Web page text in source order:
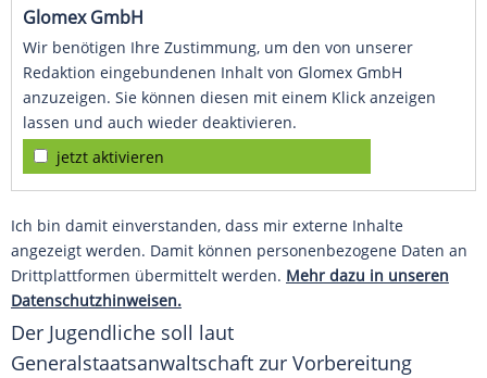
Glomex GmbH
Wir benötigen Ihre Zustimmung, um den von unserer
Redaktion eingebundenen Inhalt von Glomex GmbH
anzuzeigen. Sie können diesen mit einem Klick anzeigen
lassen und auch wieder deaktivieren.
jetzt aktivieren
Ich bin damit einverstanden, dass mir externe Inhalte
angezeigt werden. Damit können personenbezogene Daten an
Drittplattformen übermittelt werden. Mehr dazu in unseren
Datenschutzhinweisen.
Der Jugendliche soll laut
Generalstaatsanwaltschaft zur Vorbereitung